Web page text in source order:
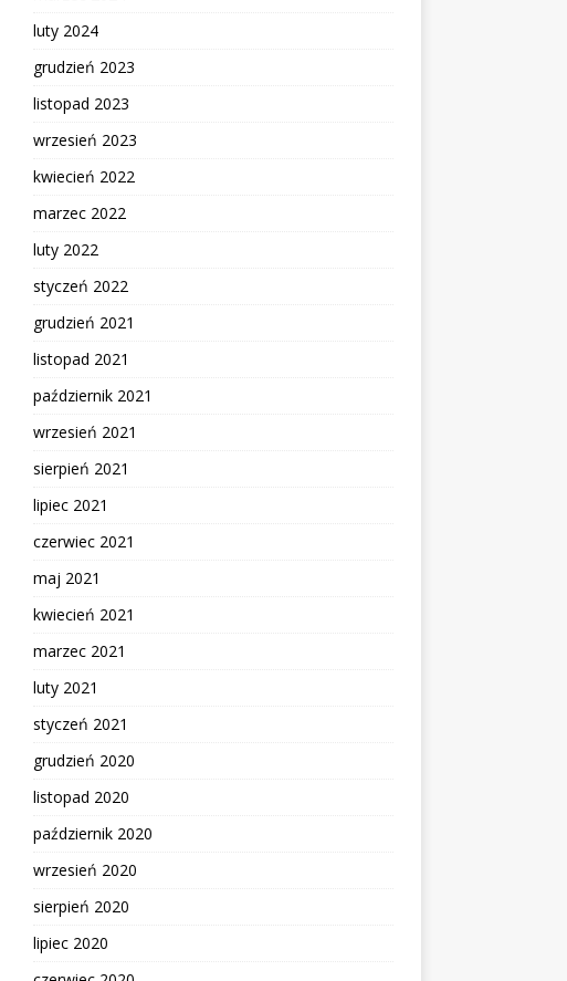
luty 2024
grudzień 2023
listopad 2023
wrzesień 2023
kwiecień 2022
marzec 2022
luty 2022
styczeń 2022
grudzień 2021
listopad 2021
październik 2021
wrzesień 2021
sierpień 2021
lipiec 2021
czerwiec 2021
maj 2021
kwiecień 2021
marzec 2021
luty 2021
styczeń 2021
grudzień 2020
listopad 2020
październik 2020
wrzesień 2020
sierpień 2020
lipiec 2020